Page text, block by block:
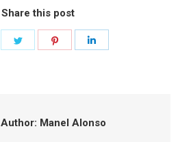
Share this post
Author: Manel Alonso